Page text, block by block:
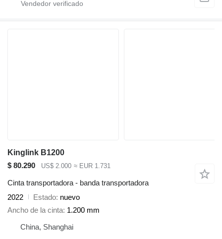
Kinglink B1200
$ 80.290
US$ 2.000 ≈ EUR 1.731
Cinta transportadora - banda transportadora
2022
Estado nuevo
Ancho de la cinta 1.200 mm
China, Shanghai